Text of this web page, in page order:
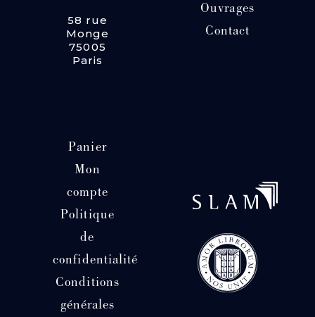
58 rue
Monge
75005
Paris
Ouvrages
Contact
Panier
Mon
compte
Politique
de
confidentialité
Conditions
générales